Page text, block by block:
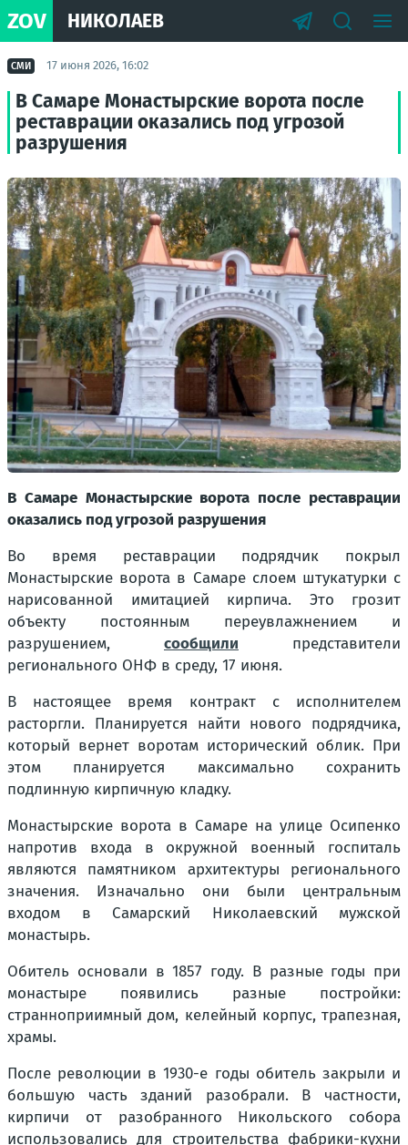
ZOV НИКОЛАЕВ
СМИ 17 июня 2026, 16:02
В Самаре Монастырские ворота после
реставрации оказались под угрозой
разрушения
В Самаре Монастырские ворота после реставрации
оказались под угрозой разрушения
Во время реставрации подрядчик покрыл
Монастырские ворота в Самаре слоем штукатурки с
нарисованной имитацией кирпича. Это грозит
объекту постоянным переувлажнением и
разрушением, сообщили представители
регионального ОНФ в среду, 17 июня.
В настоящее время контракт с исполнителем
расторгли. Планируется найти нового подрядчика,
который вернет воротам исторический облик. При
этом планируется максимально сохранить
подлинную кирпичную кладку.
Монастырские ворота в Самаре на улице Осипенко
напротив входа в окружной военный госпиталь
являются памятником архитектуры регионального
значения. Изначально они были центральным
входом в Самарский Николаевский мужской
монастырь.
Обитель основали в 1857 году. В разные годы при
монастыре появились разные постройки:
странноприимный дом, келейный корпус, трапезная,
храмы.
После революции в 1930-е годы обитель закрыли и
большую часть зданий разобрали. В частности,
кирпичи от разобранного Никольского собора
использовались для строительства фабрики-кухни